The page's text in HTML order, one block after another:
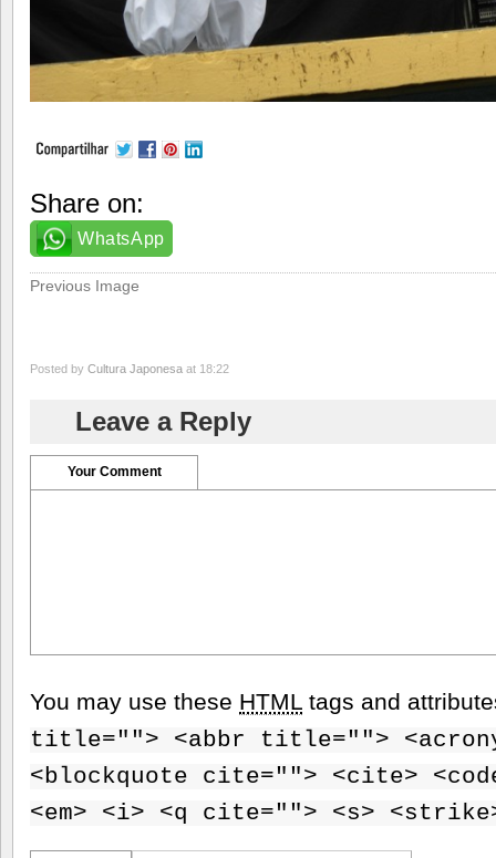
Share on:
WhatsApp
Previous Image
Posted by Cultura Japonesa at 18:22
Leave a Reply
Your Comment
You may use these HTML tags and
title=""> <abbr title="">
<blockquote cite=""> <cite>
<em> <i> <q cite=""> <s>